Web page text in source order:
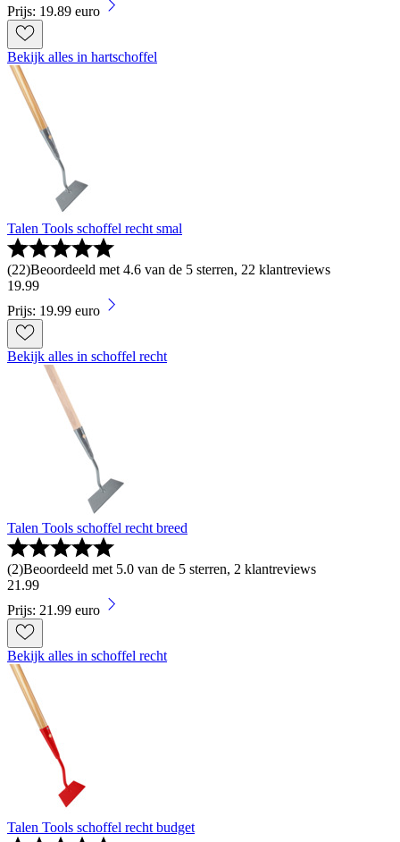
Prijs: 19.89 euro
Bekijk alles in hartschoffel
Talen Tools schoffel recht smal
(22)Beoordeeld met 4.6 van de 5 sterren, 22 klantreviews
19.99
Prijs: 19.99 euro
Bekijk alles in schoffel recht
Talen Tools schoffel recht breed
(2)Beoordeeld met 5.0 van de 5 sterren, 2 klantreviews
21 .99
Prijs: 21.99 euro
Bekijk alles in schoffel recht
Talen Tools schoffel recht budget